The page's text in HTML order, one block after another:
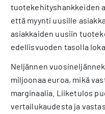
tuotekehityshankkeiden
että myynti uusille
asiakkaiden uusiin
edellisvuoden tasolla
Neljännen
miljoonaa euroa, mikä
marginaalia. Liiketulos
vertailukaudesta ja